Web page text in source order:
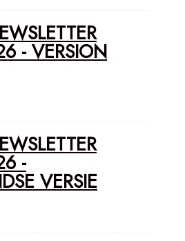
ABOUT
CONTACT
- VERSION
-
VERSIE